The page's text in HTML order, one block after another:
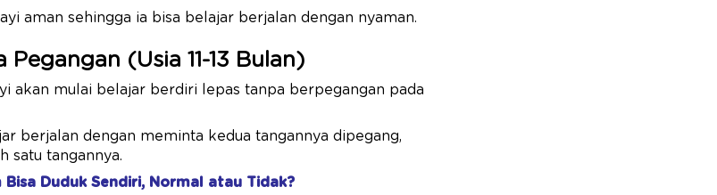
aman sehingga ia bisa belajar berjalan dengan nyaman.
(Usia 11-13 Bulan)
akan mulai belajar berdiri lepas tanpa berpegangan pada
berjalan dengan meminta kedua tangannya dipegang,
satu tangannya.
Bisa Duduk Sendiri, Normal atau Tidak?